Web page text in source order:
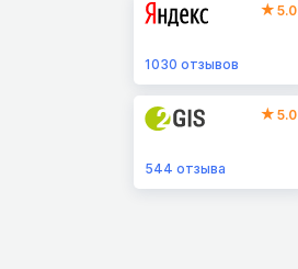
5.0
1030 отзывов
5.0
544 отзыва